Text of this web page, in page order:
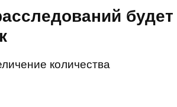
будет
количества